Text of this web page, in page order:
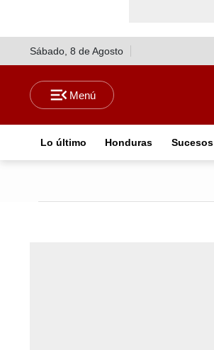
Sábado, 8 de Agosto
Lo último Honduras Sucesos